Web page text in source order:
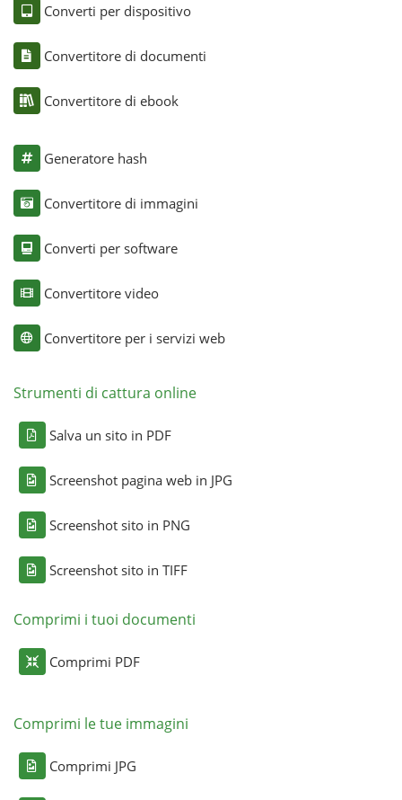
Converti per dispositivo
Convertitore di documenti
Convertitore di ebook
Generatore hash
Convertitore di immagini
Converti per software
Convertitore video
Convertitore per i servizi web
Strumenti di cattura online
Salva un sito in PDF
Screenshot pagina web in JPG
Screenshot sito in PNG
Screenshot sito in TIFF
Comprimi i tuoi documenti
Comprimi PDF
Comprimi le tue immagini
Comprimi JPG